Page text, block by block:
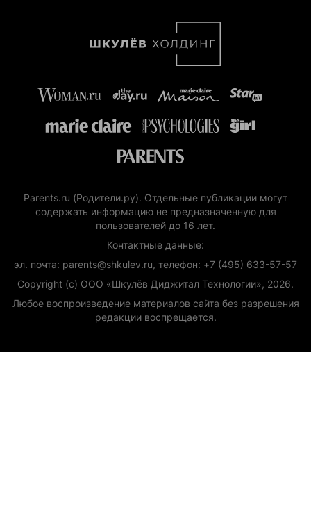
Parents.ru (Родители.ру). Отдельные публикации могут
содержать информацию не предназначенную для
пользователей до 16 лет.
Контактные данные:
эл. почта: parents@shkulev.ru, телефон: +7 (495) 633-57-57
Copyright (с) ООО «Шкулёв Диджитал Технологии», 2026.
Любое воспроизведение материалов сайта без разрешения
редакции воспрещается.